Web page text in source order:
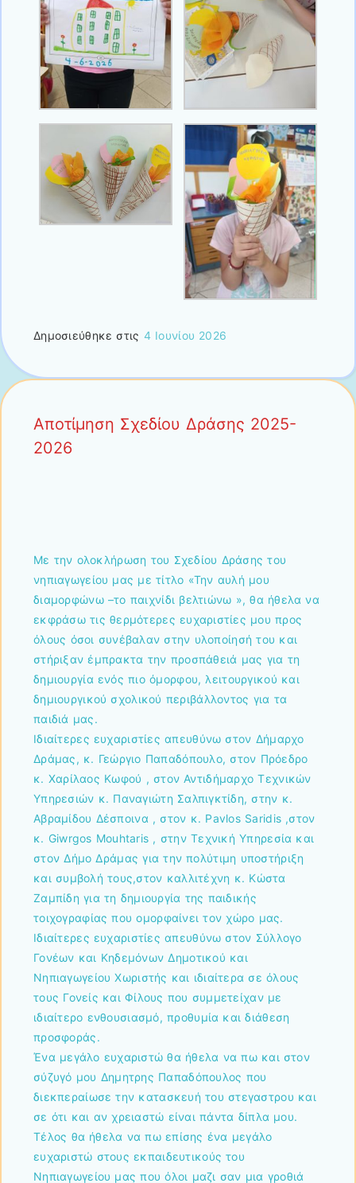
Δημοσιεύθηκε στις 4 Ιουνίου 2026
Αποτίμηση Σχεδίου Δράσης 2025-
2026
Με την ολοκλήρωση του Σχεδίου Δράσης του
νηπιαγωγείου μας με τίτλο «Την αυλή μου
διαμορφώνω –το παιχνίδι βελτιώνω », θα ήθελα να
εκφράσω τις θερμότερες ευχαριστίες μου προς
όλους όσοι συνέβαλαν στην υλοποίησή του και
στήριξαν έμπρακτα την προσπάθειά μας για τη
δημιουργία ενός πιο όμορφου, λειτουργικού και
δημιουργικού σχολικού περιβάλλοντος για τα
παιδιά μας.
Ιδιαίτερες ευχαριστίες απευθύνω στον Δήμαρχο
Δράμας, κ. Γεώργιο Παπαδόπουλο, στον Πρόεδρο
κ. Χαρίλαος Κωφού , στον Αντιδήμαρχο Τεχνικών
Υπηρεσιών κ. Παναγιώτη Σαλπιγκτίδη, στην κ.
Αβραμίδου Δέσποινα , στον κ. Pavlos Saridis ,στον
κ. Giwrgos Mouhtaris , στην Τεχνική Υπηρεσία και
στον Δήμο Δράμας για την πολύτιμη υποστήριξη
και συμβολή τους,στον καλλιτέχνη κ. Κώστα
Ζαμπίδη για τη δημιουργία της παιδικής
τοιχογραφίας που ομορφαίνει τον χώρο μας.
Ιδιαίτερες ευχαριστίες απευθύνω στον Σύλλογο
Γονέων και Κηδεμόνων Δημοτικού και
Νηπιαγωγείου Χωριστής και ιδιαίτερα σε όλους
τους Γονείς και Φίλους που συμμετείχαν με
ιδιαίτερο ενθουσιασμό, προθυμία και διάθεση
προσφοράς.
Ένα μεγάλο ευχαριστώ θα ήθελα να πω και στον
σύζυγό μου Δημητρης Παπαδόπουλος που
διεκπεραίωσε την κατασκευή του στεγαστρου και
σε ότι και αν χρειαστώ είναι πάντα δίπλα μου.
Τέλος θα ήθελα να πω επίσης ένα μεγάλο
ευχαριστώ στους εκπαιδευτικούς του
Νηπιαγωγείου μας που όλοι μαζι σαν μια γροθιά